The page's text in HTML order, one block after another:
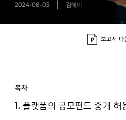
2024-08-05 김혜미
보고서
목차
1. 플랫폼의 공모펀드 중개